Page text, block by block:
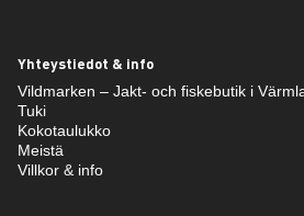
Yhteystiedot & info
Vildmarken – Jakt- och fiskebutik i
Tuki
Kokotaulukko
Meistä
Villkor & info